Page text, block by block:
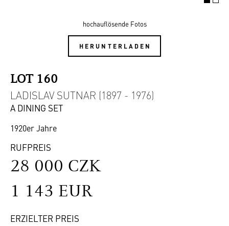
hochauflösende Fotos
HERUNTERLADEN
LOT 160
LADISLAV SUTNAR (1897 - 1976)
A DINING SET
1920er Jahre
RUFPREIS
28 000 CZK
1 143 EUR
ERZIELTER PREIS